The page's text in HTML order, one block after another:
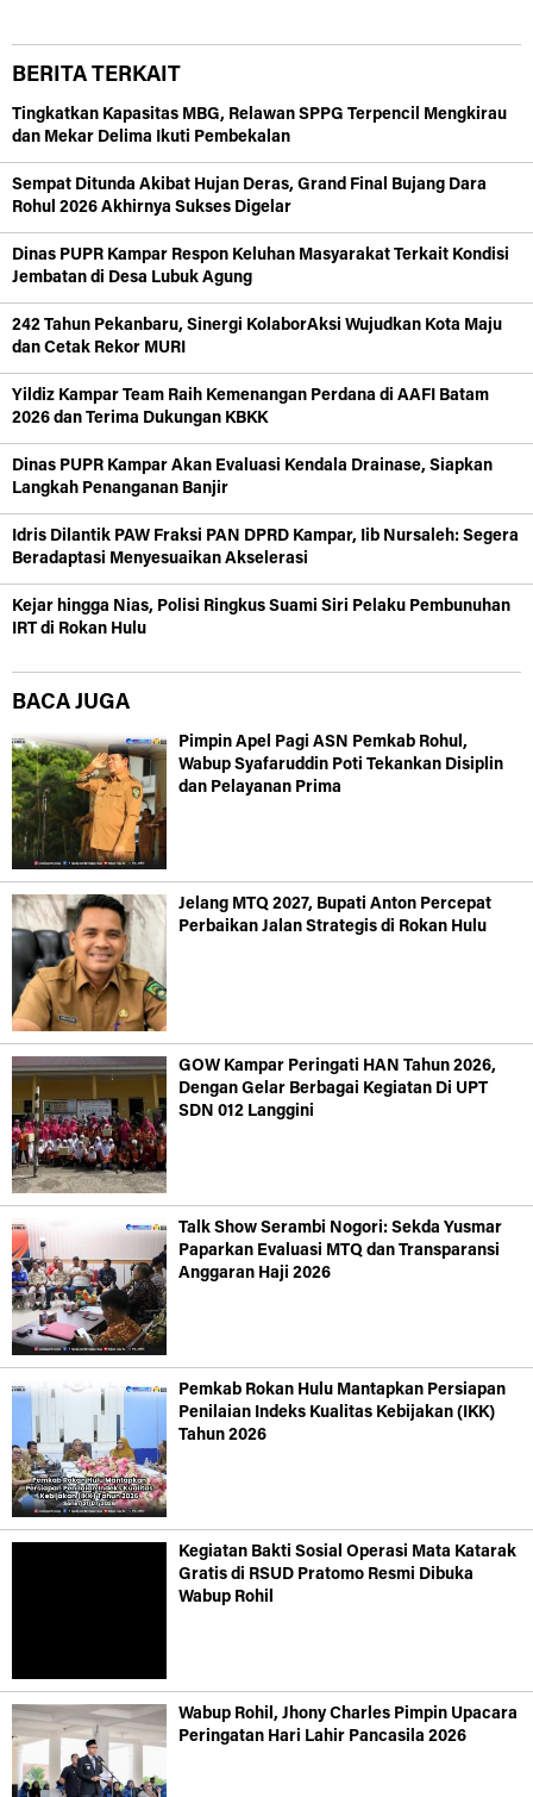
BERITA TERKAIT
Tingkatkan Kapasitas MBG, Relawan SPPG Terpencil Mengkirau
dan Mekar Delima Ikuti Pembekalan
Sempat Ditunda Akibat Hujan Deras, Grand Final Bujang Dara
Rohul 2026 Akhirnya Sukses Digelar
Dinas PUPR Kampar Respon Keluhan Masyarakat Terkait Kondisi
Jembatan di Desa Lubuk Agung
242 Tahun Pekanbaru, Sinergi KolaborAksi Wujudkan Kota Maju
dan Cetak Rekor MURI
Yildiz Kampar Team Raih Kemenangan Perdana di AAFI Batam
2026 dan Terima Dukungan KBKK
Dinas PUPR Kampar Akan Evaluasi Kendala Drainase, Siapkan
Langkah Penanganan Banjir
Idris Dilantik PAW Fraksi PAN DPRD Kampar, Iib Nursaleh: Segera
Beradaptasi Menyesuaikan Akselerasi
Kejar hingga Nias, Polisi Ringkus Suami Siri Pelaku Pembunuhan
IRT di Rokan Hulu
BACA JUGA
Pimpin Apel Pagi ASN Pemkab Rohul,
Wabup Syafaruddin Poti Tekankan Disiplin
dan Pelayanan Prima
Jelang MTQ 2027, Bupati Anton Percepat
Perbaikan Jalan Strategis di Rokan Hulu
GOW Kampar Peringati HAN Tahun 2026,
Dengan Gelar Berbagai Kegiatan Di UPT
SDN 012 Langgini
Talk Show Serambi Nogori: Sekda Yusmar
Paparkan Evaluasi MTQ dan Transparansi
Anggaran Haji 2026
Pemkab Rokan Hulu Mantapkan Persiapan
Penilaian Indeks Kualitas Kebijakan (IKK)
Tahun 2026
Kegiatan Bakti Sosial Operasi Mata Katarak
Gratis di RSUD Pratomo Resmi Dibuka
Wabup Rohil
Wabup Rohil, Jhony Charles Pimpin Upacara
Peringatan Hari Lahir Pancasila 2026